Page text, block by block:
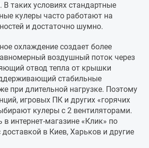
В таких условиях стандартные
кулеры часто работают на
и достаточно шумно.
охлаждение создает более
воздушный поток через
отвод тепла от крышки
стабильные
при длительной нагрузке. Поэтому
игровых ПК и других «горячих
кулеры с 2 вентиляторами.
интернет-магазине «Клик» по
доставкой в Киев, Харьков и другие